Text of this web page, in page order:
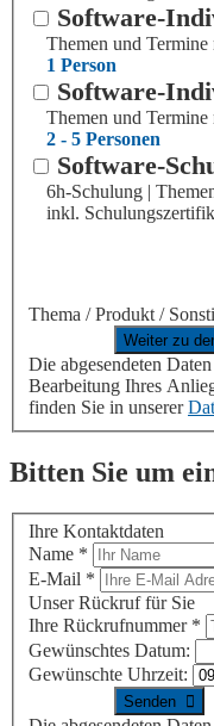
Software-
Themen und Termine
1 Person
Software-
Themen und Termine
2 - 5 Personen
Software-
6h-Schulung |
inkl.
Thema / Produkt /
Die abgesendeten
Bearbeitung Ihres
finden Sie in unserer
Bitten Sie um
Ihre Kontaktdaten
Name *
E-Mail *
Unser Rückruf für Sie
Ihre Rückrufnummer *
Gewünschtes Datum:
Gewünschte Uhrzeit: